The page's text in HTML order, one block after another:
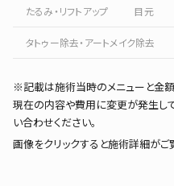
たるみ・リフトアップ 目元
タトゥー除去・アートメイク除去
※記載は施術当時のメニューと金額
現在の内容や費用に変更が発生し
い合わせください。
画像をクリックすると施術詳細がご